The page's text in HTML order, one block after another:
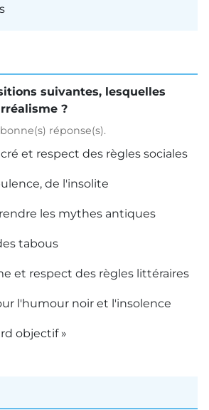
suivantes, lesquelles
?
réponse(s).
et respect des règles sociales
de l'insolite
les mythes antiques
tabous
et respect des règles littéraires
l'humour noir et l'insolence
objectif »